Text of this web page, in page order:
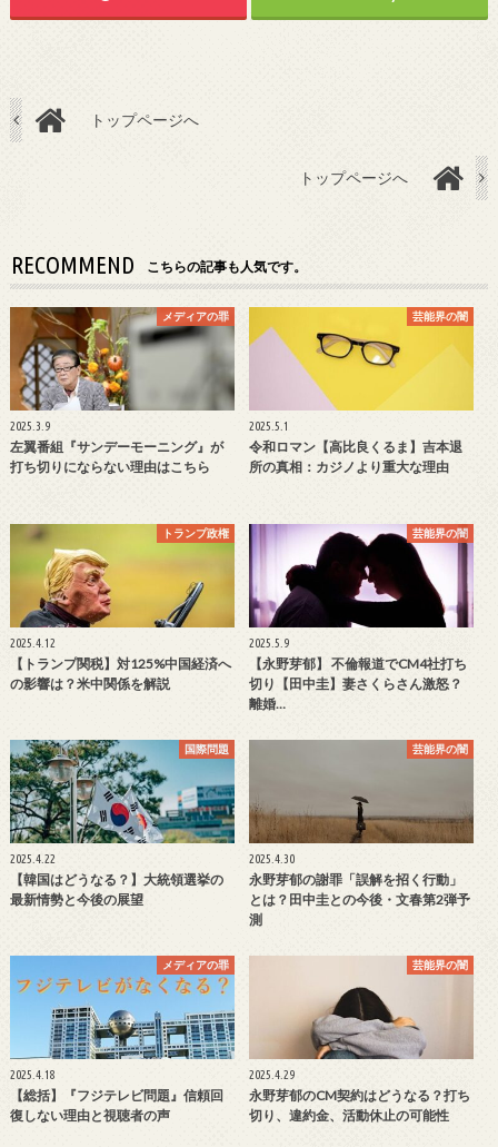
トップページへ
トップページへ
RECOMMEND こちらの記事も人気です。
メディアの罪
2025.3.9
左翼番組『サンデーモーニング』が
打ち切りにならない理由はこちら
芸能界の闇
2025.5.1
令和ロマン【高比良くるま】吉本退
所の真相：カジノより重大な理由
トランプ政権
2025.4.12
【トランプ関税】対125%中国経済へ
の影響は？米中関係を解説
芸能界の闇
2025.5.9
【永野芽郁】 不倫報道でCM4社打ち
切り【田中圭】妻さくらさん激怒？
離婚…
国際問題
2025.4.22
【韓国はどうなる？】大統領選挙の
最新情勢と今後の展望
芸能界の闇
2025.4.30
永野芽郁の謝罪「誤解を招く行動」
とは？田中圭との今後・文春第2弾予
測
メディアの罪
2025.4.18
【総括】『フジテレビ問題』信頼回
復しない理由と視聴者の声
芸能界の闇
2025.4.29
永野芽郁のCM契約はどうなる？打ち
切り、違約金、活動休止の可能性